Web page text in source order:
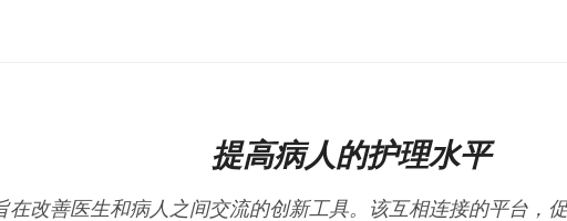
提高病人的护理水平
在改善医生和病人之间交流的创新工具。该互相连接的平台，